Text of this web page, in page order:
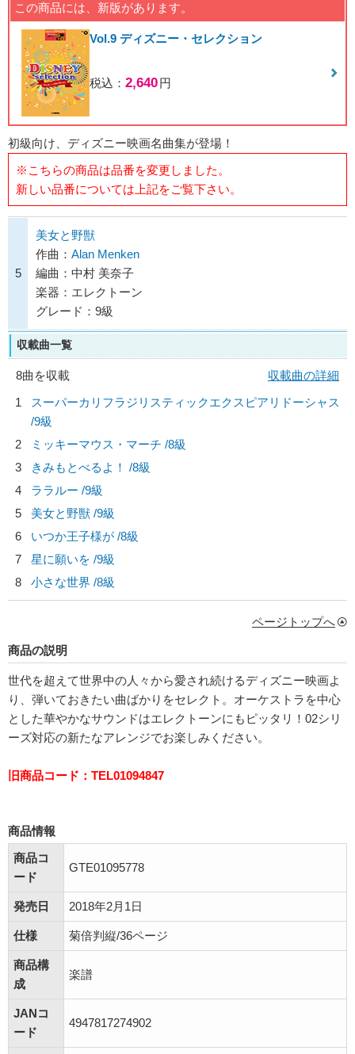
この商品には、新版があります。
Vol.9 ディズニー・セレクション
税込： 2,640円
初級向け、ディズニー映画名曲集が登場！
※こちらの商品は品番を変更しました。
新しい品番については上記をご覧下さい。
5
美女と野獣
作曲： Alan Menken
編曲：中村 美奈子
楽器：エレクトーン
グレード：9級
収載曲一覧
8曲を収載
収載曲の詳細
1
スーパーカリフラジリスティックエクスピアリドーシャス
/9級
2
ミッキーマウス・マーチ /8級
3
きみもとべるよ！ /8級
4
ララルー /9級
5
美女と野獣 /9級
6
いつか王子様が /8級
7
星に願いを /9級
8
小さな世界 /8級
ページトップへ
商品の説明
世代を超えて世界中の人々から愛され続けるディズニー映画よ
り、弾いておきたい曲ばかりをセレクト。オーケストラを中心
とした華やかなサウンドはエレクトーンにもピッタリ！02シリ
ーズ対応の新たなアレンジでお楽しみください。
旧商品コード：TEL01094847
商品情報
商品コ
ード
GTE01095778
発売日 2018年2月1日
仕様 菊倍判縦/36ページ
商品構
成
楽譜
JANコ
ード
4947817274902